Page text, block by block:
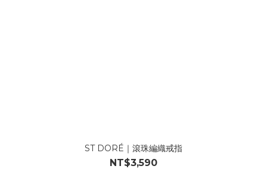
ST DORÉ｜滾珠編織戒指
NT$3,590